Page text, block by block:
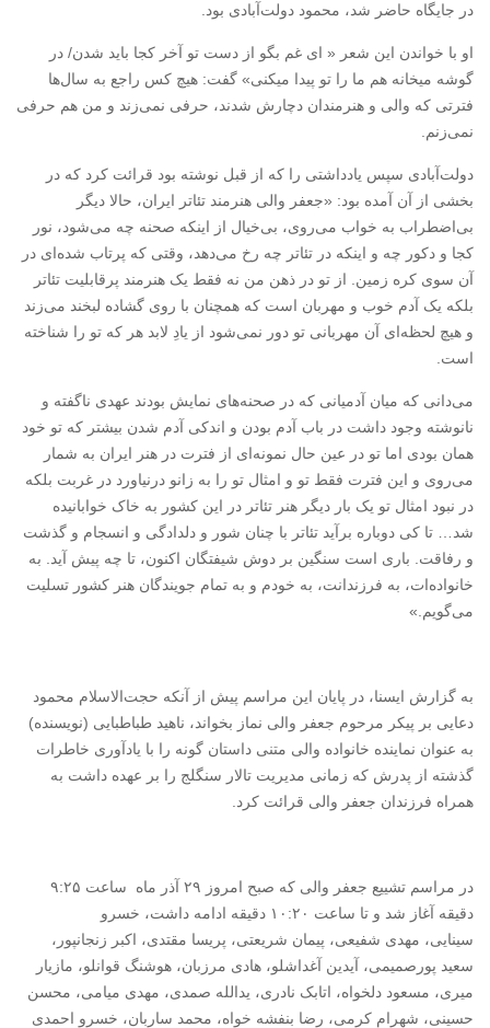
در جایگاه حاضر شد، محمود دولت‌آبادی بود.
او با خواندن این شعر « ای غم بگو از دست تو آخر کجا باید شدن/ در
گوشه میخانه هم ما را تو پیدا میکنی» گفت: هیچ کس راجع به سال‌ها
فترتی که والی و هنرمندان دچارش شدند، حرفی نمی‌زند و من هم حرفی
نمی‌زنم.
دولت‌آبادی سپس یادداشتی را که از قبل نوشته بود قرائت کرد که در
بخشی از آن آمده بود: «جعفر والی هنرمند تئاتر ایران، حالا دیگر
بی‌اضطراب به خواب می‌روی، بی‌خیال از اینکه صحنه چه می‌شود، نور
کجا و دکور چه و اینکه در تئاتر چه رخ می‌دهد، وقتی که پرتاب شده‌ای در
آن سوی کره زمین. از تو در ذهن من نه فقط یک هنرمند پرقابلیت تئاتر
بلکه یک آدم خوب و مهربان است که همچنان با روی گشاده لبخند می‌زند
و هیچ لحظه‌ای آن مهربانی تو دور نمی‌شود از یادِ لابد هر که تو را شناخته
است.
می‌دانی که میان آدمیانی که در صحنه‌های نمایش بودند عهدی ناگفته و
نانوشته وجود داشت در باب آدم بودن و اندکی آدم شدن بیشتر که تو خود
همان بودی اما تو در عین حال نمونه‌ای از فترت در هنر ایران به شمار
می‌روی و این فترت فقط تو و امثال تو را به زانو درنیاورد در غربت بلکه
در نبود امثال تو یک بار دیگر هنر تئاتر در این کشور به خاک خوابانیده
شد… تا کی دوباره برآید تئاتر با چنان شور و دلدادگی و انسجام و گذشت
و رفاقت. باری است سنگین بر دوش شیفتگان اکنون، تا چه پیش آید. به
خانواده‌ات، به فرزندانت، به خودم و به تمام جویندگان هنر کشور تسلیت
می‌گویم.»
به گزارش ایسنا، در پایان این مراسم پیش از آنکه حجت‌الاسلام محمود
دعایی بر پیکر مرحوم جعفر والی نماز بخواند، ناهید طباطبایی (نویسنده)
به عنوان نماینده خانواده والی متنی داستان گونه را با یادآوری خاطرات
گذشته از پدرش که زمانی مدیریت تالار سنگلج را بر عهده داشت به
همراه فرزندان جعفر والی قرائت کرد.
در مراسم تشییع جعفر والی که صبح امروز ۲۹ آذر ماه ساعت ۹:۲۵
دقیقه آغاز شد و تا ساعت ۱۰:۲۰ دقیقه ادامه داشت، خسرو
سینایی، مهدی شفیعی، پیمان شریعتی، پریسا مقتدی، اکبر زنجانپور،
سعید پورصمیمی، آیدین آغداشلو، هادی مرزبان، هوشنگ قوانلو، مازیار
میری، مسعود دلخواه، اتابک نادری، یدالله صمدی، مهدی میامی، محسن
حسینی، شهرام کرمی، رضا بنفشه خواه، محمد ساربان، خسرو احمدی